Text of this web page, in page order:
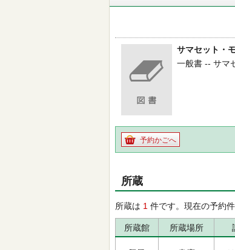
サマセット・
一般書 -- サマ
予約かごへ
所蔵
所蔵は 1 件です。現在の予約
所蔵館 所蔵場所